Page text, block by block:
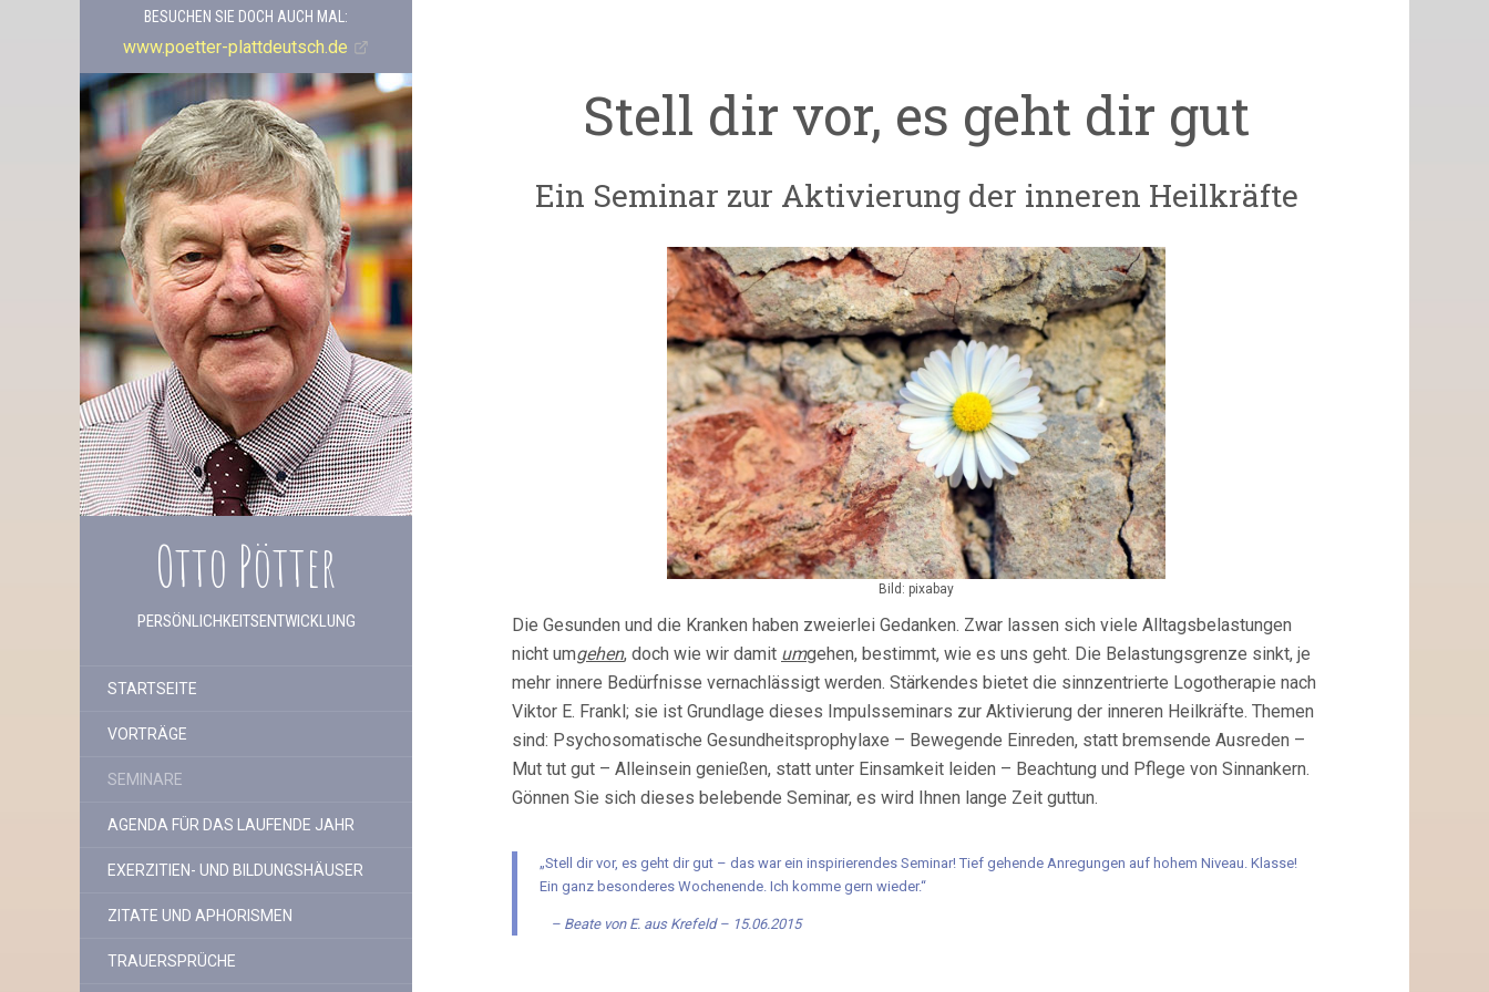
BESUCHEN SIE DOCH AUCH MAL:
www.poetter-plattdeutsch.de
Otto Pötter
PERSÖNLICHKEITSENTWICKLUNG
STARTSEITE
VORTRÄGE
SEMINARE
AGENDA FÜR DAS LAUFENDE JAHR
EXERZITIEN- UND BILDUNGSHÄUSER
ZITATE UND APHORISMEN
TRAUERSPRÜCHE
Stell dir vor, es geht dir gut
Ein Seminar zur Aktivierung der inneren Heilkräfte
Bild: pixabay
Die Gesunden und die Kranken haben zweierlei Gedanken. Zwar lassen sich viele Alltagsbelastungen
nicht umgehen, doch wie wir damit umgehen, bestimmt, wie es uns geht. Die Belastungsgrenze sinkt, je
mehr innere Bedürfnisse vernachlässigt werden. Stärkendes bietet die sinnzentrierte Logotherapie nach
Viktor E. Frankl; sie ist Grundlage dieses Impulsseminars zur Aktivierung der inneren Heilkräfte. Themen
sind: Psychosomatische Gesundheitsprophylaxe – Bewegende Einreden, statt bremsende Ausreden –
Mut tut gut – Alleinsein genießen, statt unter Einsamkeit leiden – Beachtung und Pflege von Sinnankern.
Gönnen Sie sich dieses belebende Seminar, es wird Ihnen lange Zeit guttun.
„Stell dir vor, es geht dir gut – das war ein inspirierendes Seminar! Tief gehende Anregungen auf hohem Niveau. Klasse!
Ein ganz besonderes Wochenende. Ich komme gern wieder.“
Beate von E. aus Krefeld – 15.06.2015